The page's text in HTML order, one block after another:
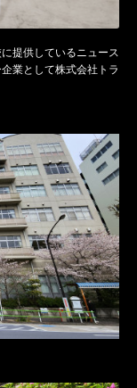
提供しているニュース
業として株式会社トラ